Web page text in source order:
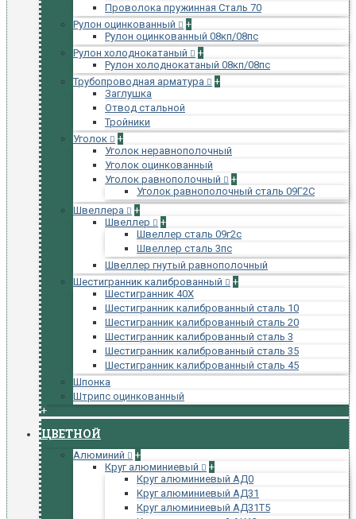
Проволока пружинная Сталь 70
Рулон оцинкованный
+
Рулон оцинкованный 08кп/08пс
Рулон холоднокатаный
+
Рулон холоднокатаный 08кп/08пс
Трубопроводная арматура
+
Заглушка
Отвод стальной
Тройники
Уголок
+
Уголок неравнополочный
Уголок оцинкованный
Уголок равнополочный
+
Уголок равнополочный сталь 09Г2С
Швеллера
+
Швеллер
+
Швеллер сталь 09г2с
Швеллер сталь 3пс
Швеллер гнутый равнополочный
Шестигранник калиброванный
+
Шестигранник 40Х
Шестигранник калиброванный сталь 10
Шестигранник калиброванный сталь 20
Шестигранник калиброванный сталь 3
Шестигранник калиброванный сталь 35
Шестигранник калиброванный сталь 45
Шпонка
Штрипс оцинкованный
+
ЦВЕТНОЙ
Алюминий
+
Круг алюминиевый
+
Круг алюминиевый АД0
Круг алюминиевый АД31
Круг алюминиевый АД31Т5